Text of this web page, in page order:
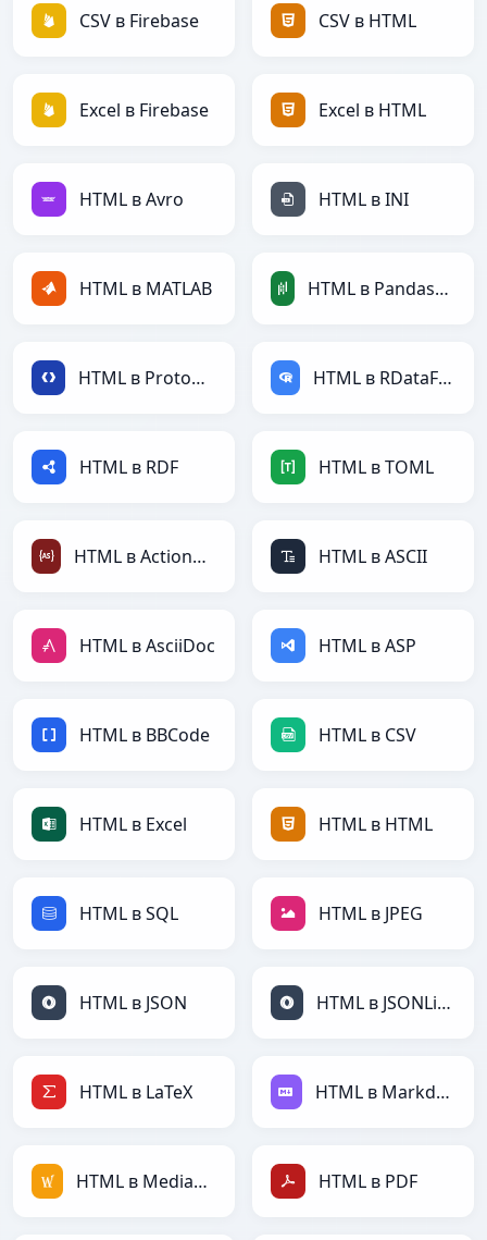
CSV в Firebase CSV в HTML
Excel в Firebase Excel в HTML
HTML в Avro HTML в INI
HTML в MATLAB HTML в PandasDataFrame
HTML в Protobuf HTML в RDataFrame
HTML в RDF HTML в TOML
HTML в ActionScript HTML в ASCII
HTML в AsciiDoc HTML в ASP
HTML в BBCode HTML в CSV
HTML в Excel HTML в HTML
HTML в SQL HTML в JPEG
HTML в JSON HTML в JSONLines
HTML в LaTeX HTML в Markdown
HTML в MediaWiki HTML в PDF